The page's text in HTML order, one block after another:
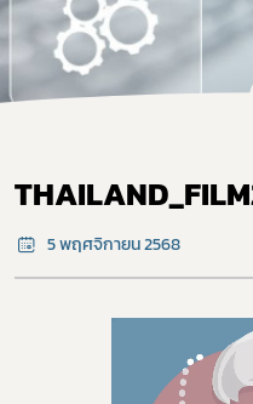
5 พฤศจิกายน 2568